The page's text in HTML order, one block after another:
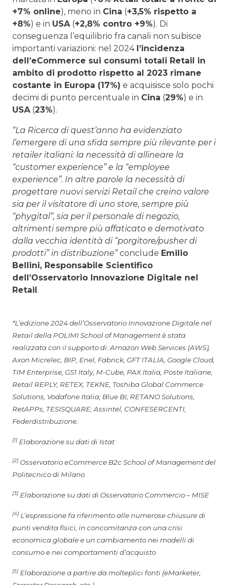
+7% online), meno in Cina (+3,5% rispetto a
+8%) e in USA (+2,8% contro +9%). Di
conseguenza l’equilibrio fra canali non subisce
importanti variazioni: nel 2024 l’incidenza
dell’eCommerce sui consumi totali Retail in
ambito di prodotto rispetto al 2023 rimane
costante in Europa (17%) e acquisisce solo pochi
decimi di punto percentuale in Cina (29%) e in
USA (23%).
“La Ricerca di quest’anno ha evidenziato
l’emergere di una sfida sempre più rilevante per i
retailer italiani: la necessità di allineare la
“customer experience” e la “employee
experience”. In altre parole la necessità di
progettare nuovi servizi Retail che creino valore
sia per il visitatore di uno store, sempre più
“phygital”, sia per il personale di negozio,
altrimenti sempre più affaticato e demotivato
dalla vecchia identità di “porgitore/pusher di
prodotti” in distribuzione”conclude Emilio
Bellini, Responsabile Scientifico
dell’Osservatorio Innovazione Digitale nel
Retail.
*L’edizione 2024 dell’Osservatorio Innovazione Digitale nel
Retail della POLIMI School of Management è stata
realizzata con il supporto di: Amazon Web Services (AWS),
Axon Micrelec, BIP, Enel, Fabrick, GFT ITALIA, Google Cloud,
TIM Enterprise, GS1 Italy, M-Cube, PAX Italia, Poste Italiane,
Retail REPLY, RETEX, TEKNE, Toshiba Global Commerce
Solutions, Vodafone Italia; Blue BI, RETANO Solutions,
RetAPPs, TESISQUARE; Assintel, CONFESERCENTI,
Federdistribuzione.
[1] Elaborazione su dati di Istat
[2] Osservatorio eCommerce B2c School of Management del
Politecnico di Milano
[3] Elaborazione su dati di Osservatorio Commercio – MISE
[4] L’espressione fa riferimento alle numerose chiusure di
punti vendita fisici, in concomitanza con una crisi
economica globale e un cambiamento nei modelli di
consumo e nei comportamenti d’acquisto
[5] Elaborazione a partire da molteplici fonti (eMarketer,